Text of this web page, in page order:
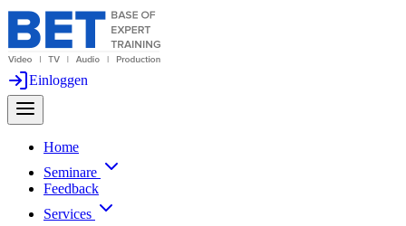
Einloggen
Home
Seminare
Feedback
Services